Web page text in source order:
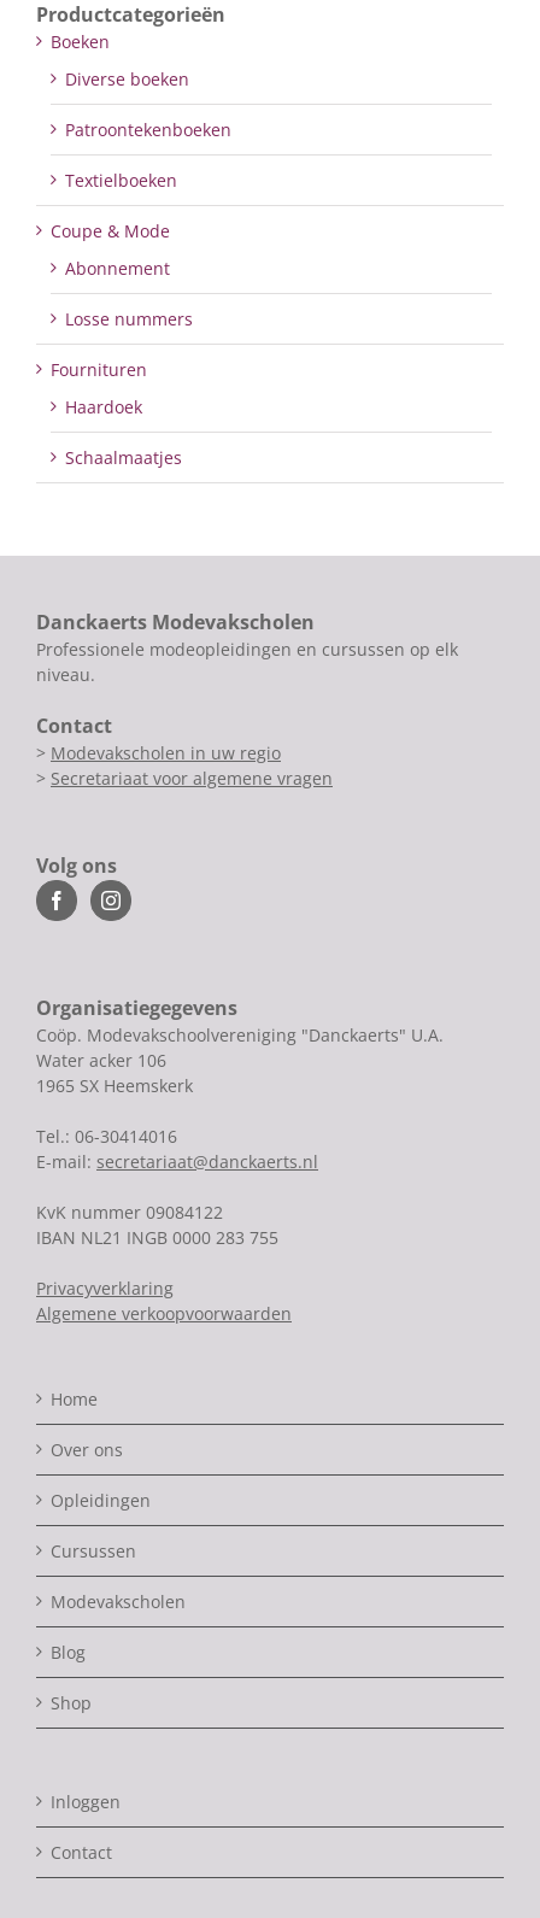
Productcategorieën
Boeken
Diverse boeken
Patroontekenboeken
Textielboeken
Coupe & Mode
Abonnement
Losse nummers
Fournituren
Haardoek
Schaalmaatjes
Danckaerts Modevakscholen
Professionele modeopleidingen en cursussen op elk
niveau.
Contact
> Modevakscholen in uw regio
> Secretariaat voor algemene vragen
Volg ons
Organisatiegegevens
Coöp. Modevakschoolvereniging "Danckaerts" U.A.
Water acker 106
1965 SX Heemskerk
Tel.: 06-30414016
E-mail: secretariaat@danckaerts.nl
KvK nummer 09084122
IBAN NL21 INGB 0000 283 755
Privacyverklaring
Algemene verkoopvoorwaarden
Home
Over ons
Opleidingen
Cursussen
Modevakscholen
Blog
Shop
Inloggen
Contact